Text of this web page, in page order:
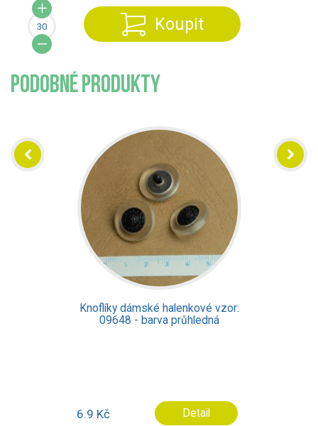
Koupit
PODOBNÉ PRODUKTY
Knoflíky dámské halenkové vzor:
0273 - barva fialová
2.9 Kč Detail